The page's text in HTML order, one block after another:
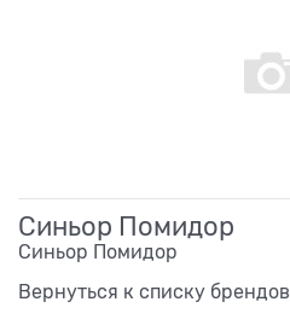
Синьор Помидор
Синьор Помидор
Вернуться к списку брендов